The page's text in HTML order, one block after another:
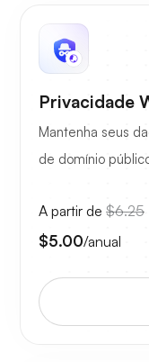
Privacidade
Mantenha seus
de domínio
A partir de $6.25
$5.00/anual